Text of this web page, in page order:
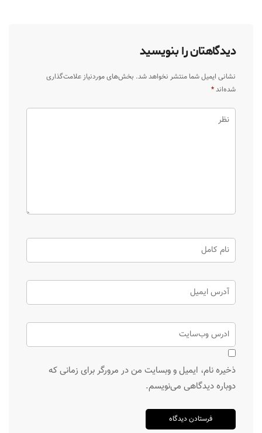
دیدگاهتان را بنویسید
نشانی ایمیل شما منتشر نخواهد شد. بخش‌های موردنیاز علامت‌گذاری
شده‌اند*
ذخیره نام، ایمیل و وبسایت من در مرورگر برای زمانی که
دوباره دیدگاهی می‌نویسم.